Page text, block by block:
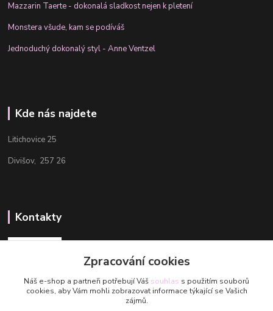
Mazzarin Taerte - dokonalá sladkost nejen k pletení
Monstera všude, kam se podíváš
Jednoduchý dokonalý styl - Anne Ventzel
Kde nás najdete
Litichovice 25
Divišov, 257 26
Kontakty
Aneta
Zpracování cookies
Náš e-shop a partneři potřebují Váš souhlas s použitím souborů
cookies, aby Vám mohli zobrazovat informace týkající se Vašich
zájmů.